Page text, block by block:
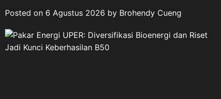
Posted on 6 Agustus 2026 by Brohendy Cueng